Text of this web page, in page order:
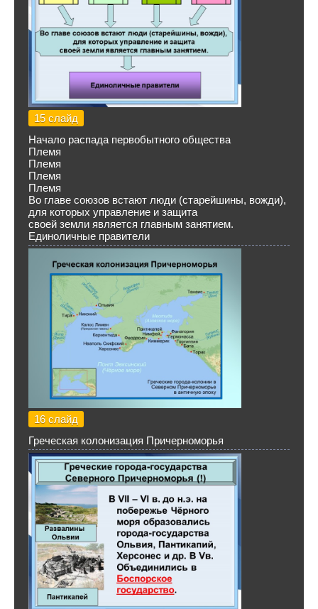
15 слайд
Начало распада первобытного общества
Племя
Племя
Племя
Племя
Во главе союзов встают люди (старейшины, вожди),
для которых управление и защита
своей земли является главным занятием.
Единоличные правители
16 слайд
Греческая колонизация Причерноморья